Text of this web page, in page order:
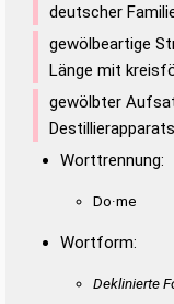
deutscher
gewölbeartige
Länge mit
gewölbter
Destillierapparats
Worttrennung:
Do·me
Wortform:
Deklinierte